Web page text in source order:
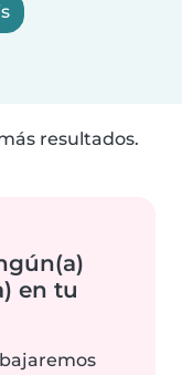
resultados.
en tu